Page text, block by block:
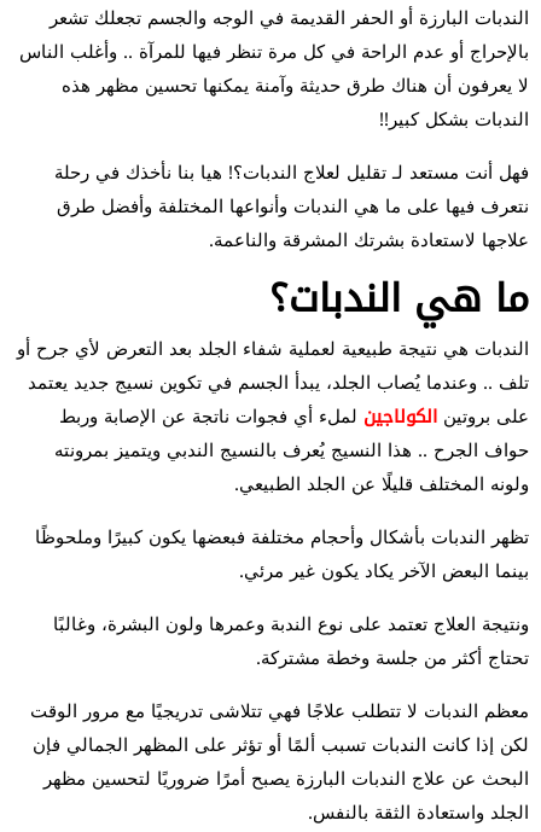
الندبات البارزة أو الحفر القديمة في الوجه والجسم تجعلك تشعر
بالإحراج أو عدم الراحة في كل مرة تنظر فيها للمرآة .. وأغلب الناس
لا يعرفون أن هناك طرق حديثة وآمنة يمكنها تحسين مظهر هذه
الندبات بشكل كبير!!
فهل أنت مستعد لـ تقليل لعلاج الندبات؟! هيا بنا نأخذك في رحلة
نتعرف فيها على ما هي الندبات وأنواعها المختلفة وأفضل طرق
علاجها لاستعادة بشرتك المشرقة والناعمة.
ما هي الندبات؟
الندبات هي نتيجة طبيعية لعملية شفاء الجلد بعد التعرض لأي جرح أو
تلف .. وعندما يُصاب الجلد، يبدأ الجسم في تكوين نسيج جديد يعتمد
على بروتين الكولاجين لملء أي فجوات ناتجة عن الإصابة وربط
حواف الجرح .. هذا النسيج يُعرف بالنسيج الندبي ويتميز بمرونته
ولونه المختلف قليلًا عن الجلد الطبيعي.
تظهر الندبات بأشكال وأحجام مختلفة فبعضها يكون كبيرًا وملحوظًا
بينما البعض الآخر يكاد يكون غير مرئي.
ونتيجة العلاج تعتمد على نوع الندبة وعمرها ولون البشرة، وغالبًا
تحتاج أكثر من جلسة وخطة مشتركة.
معظم الندبات لا تتطلب علاجًا فهي تتلاشى تدريجيًا مع مرور الوقت
لكن إذا كانت الندبات تسبب ألمًا أو تؤثر على المظهر الجمالي فإن
البحث عن علاج الندبات البارزة يصبح أمرًا ضروريًا لتحسين مظهر
الجلد واستعادة الثقة بالنفس.